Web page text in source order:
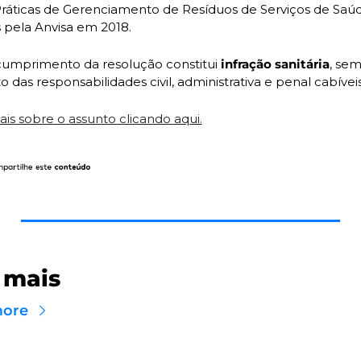
de Gerenciamento de Resíduos de Serviços de
pela Anvisa em 2018.
da resolução constitui infração sanitária, sem
das responsabilidades civil, administrativa e penal
sobre o assunto clicando aqui.